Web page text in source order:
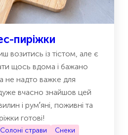
пиріжки
із тістом, але є
щось вдома і бажано
не надто важке для
вчасно знайшов цей
і румʼяні, поживні та
готові!
Солоні страви Снеки